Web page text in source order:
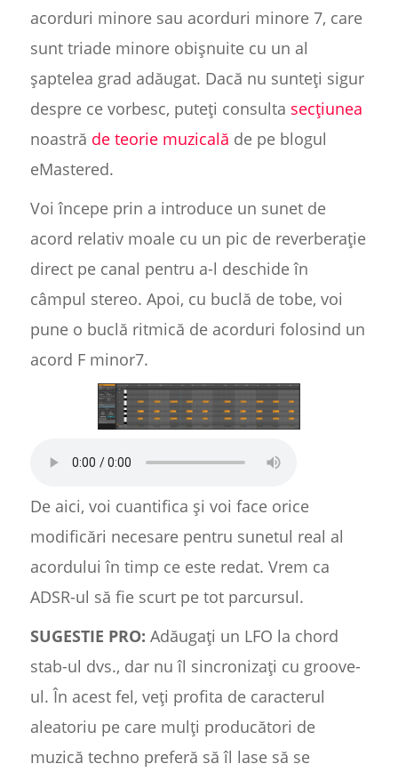
acorduri minore sau acorduri minore 7, care
sunt triade minore obișnuite cu un al
șaptelea grad adăugat. Dacă nu sunteți sigur
despre ce vorbesc, puteți consulta secțiunea
noastră de teorie muzicală de pe blogul
eMastered.
Voi începe prin a introduce un sunet de
acord relativ moale cu un pic de reverberație
direct pe canal pentru a-l deschide în
câmpul stereo. Apoi, cu buclă de tobe, voi
pune o buclă ritmică de acorduri folosind un
acord F minor7.
De aici, voi cuantifica și voi face orice
modificări necesare pentru sunetul real al
acordului în timp ce este redat. Vrem ca
ADSR-ul să fie scurt pe tot parcursul.
SUGESTIE PRO: Adăugați un LFO la chord
stab-ul dvs., dar nu îl sincronizați cu groove-
ul. În acest fel, veți profita de caracterul
aleatoriu pe care mulți producători de
muzică techno preferă să îl lase să se